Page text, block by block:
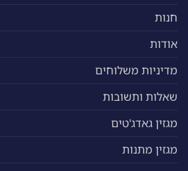
חנות
אודות
מדיניות משלוחים
שאלות ותשובות
מגזין גאדג'טים
מגזין מתנות